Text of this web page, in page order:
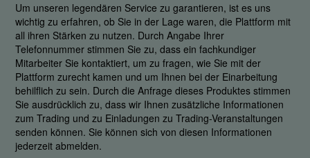
Um unseren legendären Service zu garantieren, ist es uns
wichtig zu erfahren, ob Sie in der Lage waren, die Plattform mit
all ihren Stärken zu nutzen. Durch Angabe Ihrer
Telefonnummer stimmen Sie zu, dass ein fachkundiger
Mitarbeiter Sie kontaktiert, um zu fragen, wie Sie mit der
Plattform zurecht kamen und um Ihnen bei der Einarbeitung
behilflich zu sein. Durch die Anfrage dieses Produktes stimmen
Sie ausdrücklich zu, dass wir Ihnen zusätzliche Informationen
zum Trading und zu Einladungen zu Trading-Veranstaltungen
senden können. Sie können sich von diesen Informationen
jederzeit abmelden.